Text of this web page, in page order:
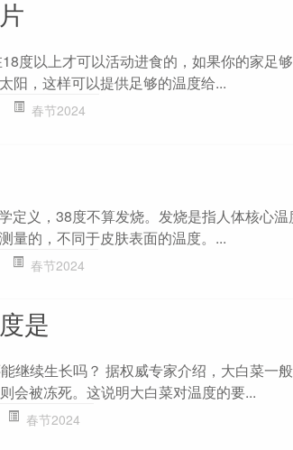
度以上才可以活动进食的，如果你的家足
阳，这样可以提供足够的温度给...
春节2024
定义，38度不算发烧。发烧是指人体核心
量的，不同于皮肤表面的温度。...
春节2024
是
继续生长吗？ 据权威专家介绍，大白菜一
会被冻死。这说明大白菜对温度的要...
春节2024